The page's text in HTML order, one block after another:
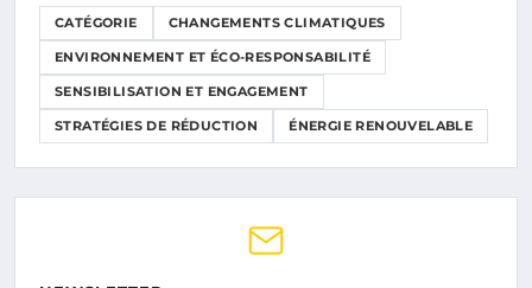
CATÉGORIE CHANGEMENTS CLIMATIQUES
ENVIRONNEMENT ET ÉCO-RESPONSABILITÉ
SENSIBILISATION ET ENGAGEMENT
STRATÉGIES DE RÉDUCTION ÉNERGIE RENOUVELABLE